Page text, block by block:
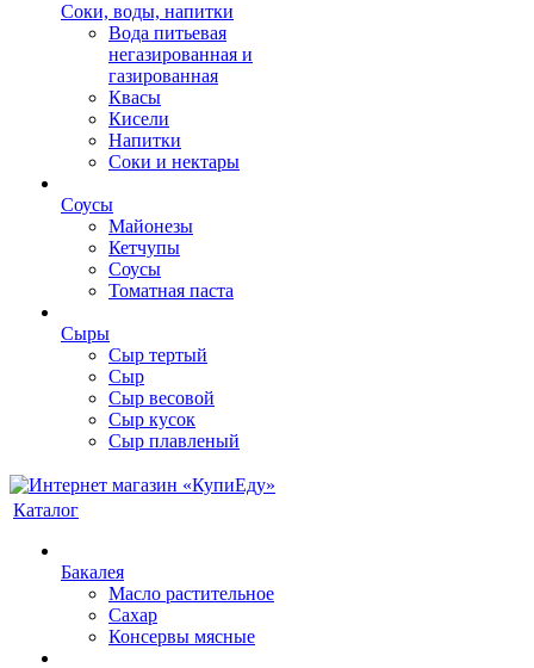
Соки, воды, напитки
Вода питьевая
негазированная и
газированная
Квасы
Кисели
Напитки
Соки и нектары
Соусы
Майонезы
Кетчупы
Соусы
Томатная паста
Сыры
Сыр тертый
Сыр
Сыр весовой
Сыр кусок
Сыр плавленый
Каталог
Бакалея
Масло растительное
Сахар
Консервы мясные